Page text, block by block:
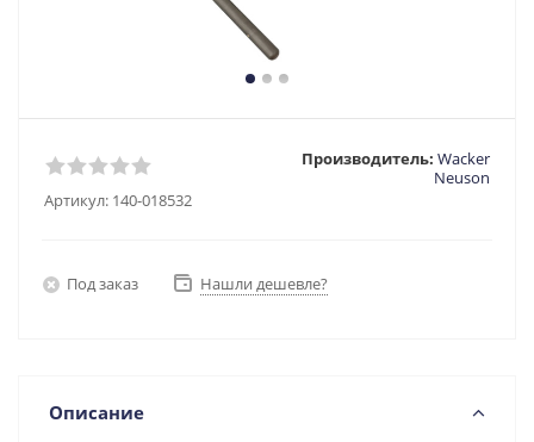
Артикул: 140-018532
Производитель: Wacker
Neuson
Под заказ Нашли дешевле?
Описание